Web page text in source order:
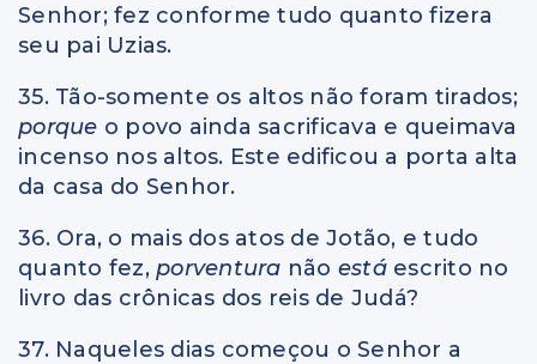
Senhor; fez conforme tudo quanto fizera
seu pai Uzias.
35. Tão-somente os altos não foram tirados;
porque o povo ainda sacrificava e queimava
incenso nos altos. Este edificou a porta alta
da casa do Senhor.
36. Ora, o mais dos atos de Jotão, e tudo
quanto fez, porventura não está escrito no
livro das crônicas dos reis de Judá?
37. Naqueles dias começou o Senhor a